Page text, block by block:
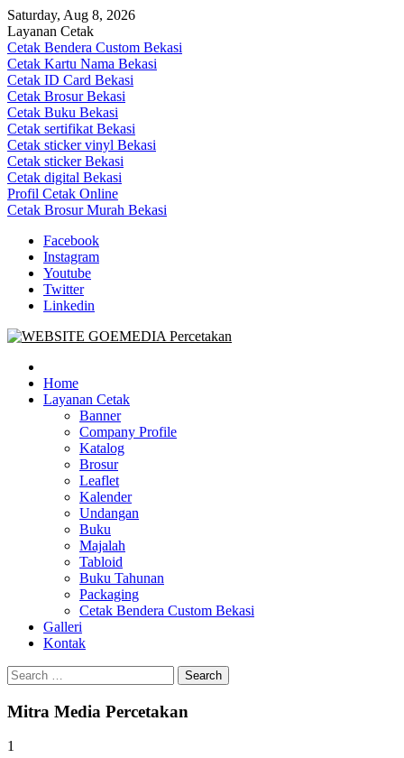
Skip
to
content
Saturday, Aug 8, 2026
Layanan Cetak
Cetak Bendera Custom Bekasi
Cetak Kartu Nama Bekasi
Cetak ID Card Bekasi
Cetak Brosur Bekasi
Cetak Buku Bekasi
Cetak sertifikat Bekasi
Cetak sticker vinyl Bekasi
Cetak sticker Bekasi
Cetak digital Bekasi
Profil Cetak Online
Cetak Brosur Murah Bekasi
Facebook
Instagram
Youtube
Twitter
Linkedin
Goe Media Percetakan | 0822-4439-5599 (Call/WA)
0822-4439-5599 (Call/WA) Percetakan jasa cetak banner buku yasin
invoice kartu nama label map nota spanduk stiker undangan
pernikahan murah online 24 jam
Home
Layanan Cetak
Banner
Company Profile
Katalog
Brosur
Leaflet
Kalender
Undangan
Buku
Majalah
Tabloid
Buku Tahunan
Packaging
Cetak Bendera Custom Bekasi
Galleri
Kontak
Search
for:
Mitra Media Percetakan
1